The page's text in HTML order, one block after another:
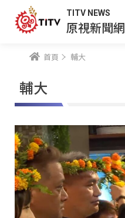
TITV NEWS
原視新聞網
首頁 輔大
輔大